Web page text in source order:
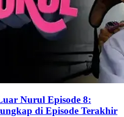
Nurul Episode 8:
di Episode Terakhir